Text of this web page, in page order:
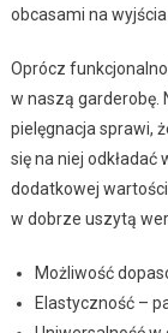
obcasami na
Oprócz
w naszą garderobę.
pielęgnacja sprawi,
się na niej
dodatkowej
w dobrze uszytą
Możliwość
Elastyczność –